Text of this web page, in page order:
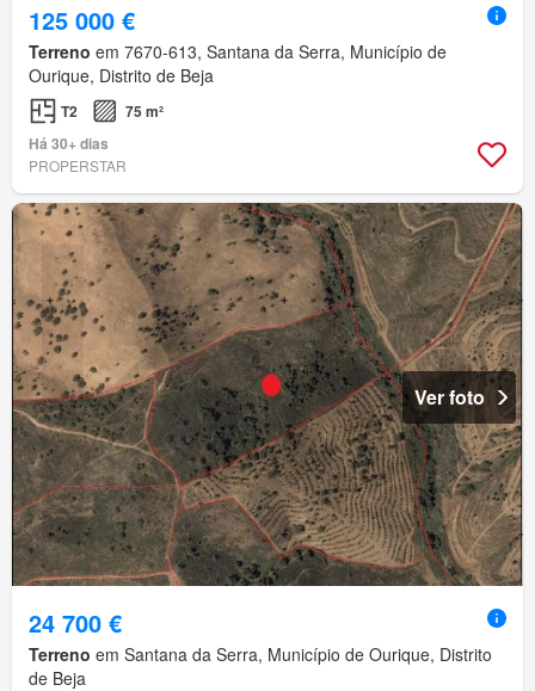
125 000 €
Terreno em 7670-613, Santana da Serra, Município de
Ourique, Distrito de Beja
T2
75 m²
Há 30+ dias
PROPERSTAR
Ver foto
24 700 €
Terreno em Santana da Serra, Município de Ourique, Distrito
de Beja